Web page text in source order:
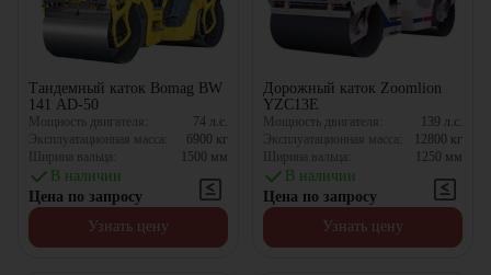
Тандемный каток Bomag BW
141 AD-50
Мощность двигателя: 74 л.с.
Эксплуатационная масса:
6900 кг
Ширина вальца:
1500 мм
В наличии
Цена по запросу
Узнать цену
Дорожный каток Zoomlion
YZC13E
Мощность двигателя: 139 л.с.
Эксплуатационная масса:
12800 кг
Ширина вальца:
1250 мм
В наличии
Цена по запросу
Узнать цену